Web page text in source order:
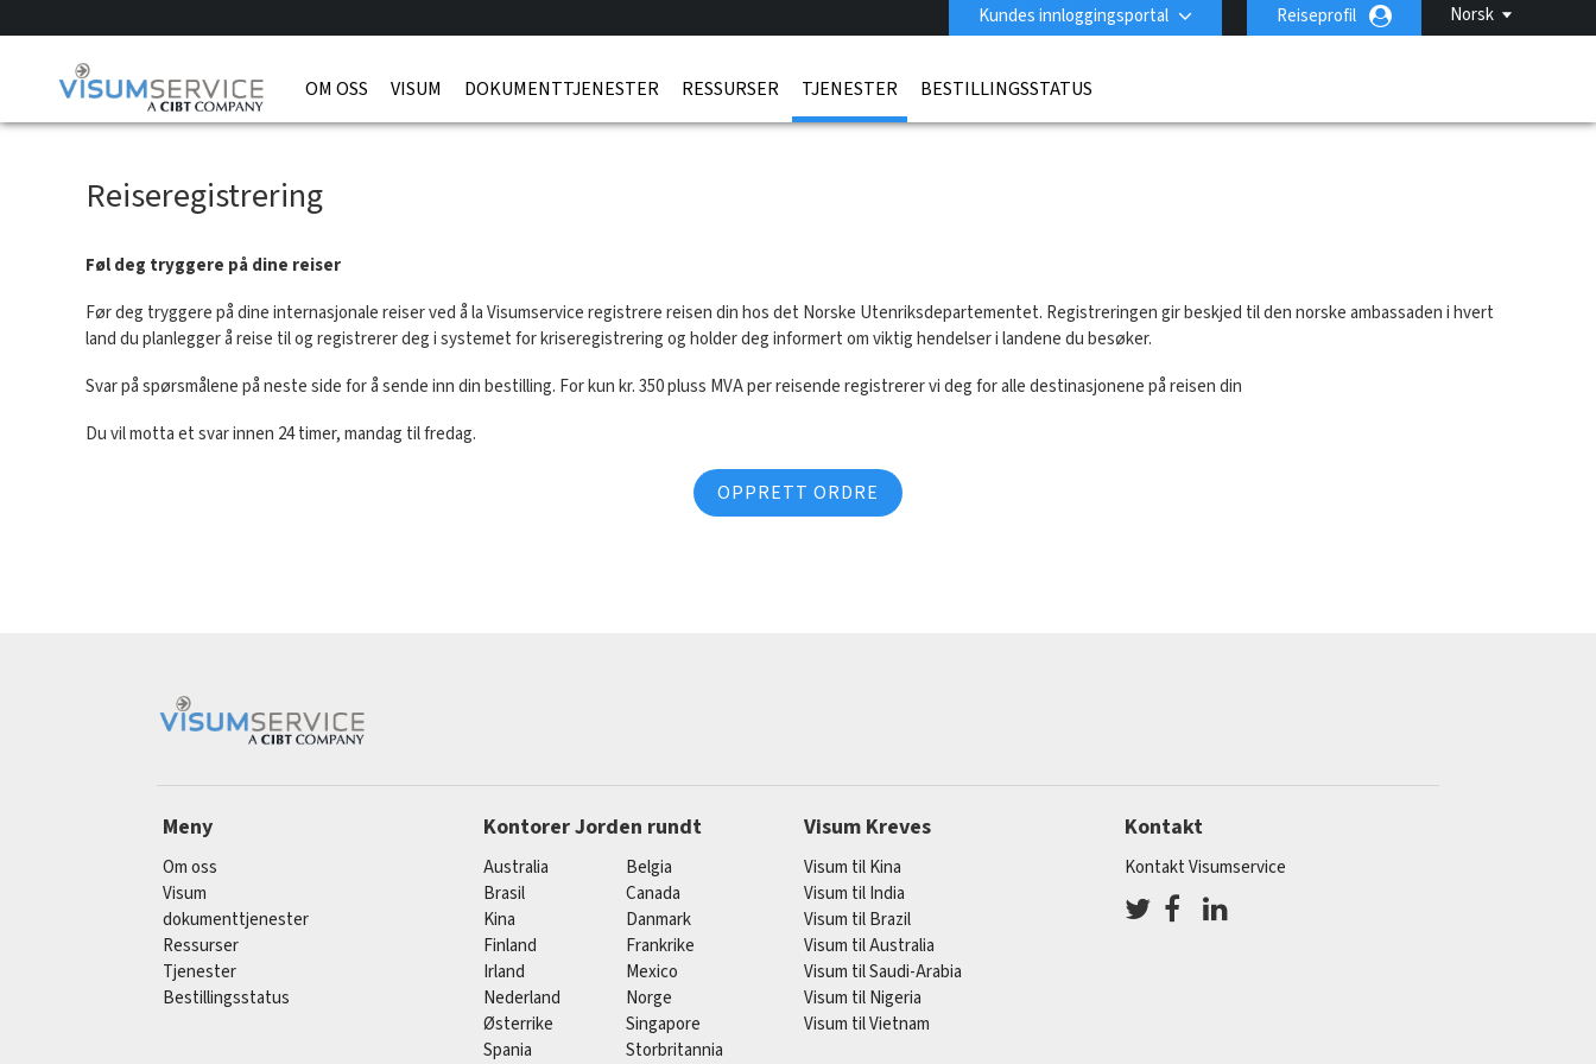
Norsk
Kundes innloggingsportal Reiseprofil
OM OSS VISUM DOKUMENTTJENESTER RESSURSER TJENESTER BESTILLINGSSTATUS
Reiseregistrering
Føl deg tryggere på dine reiser
Før deg tryggere på dine internasjonale reiser ved å la Visumservice registrere reisen din hos det Norske Utenriksdepartementet. Registreringen gir beskjed til den norske ambassaden i hvert
land du planlegger å reise til og registrerer deg i systemet for kriseregistrering og holder deg informert om viktig hendelser i landene du besøker.
Svar på spørsmålene på neste side for å sende inn din bestilling. For kun kr. 350 pluss MVA per reisende registrerer vi deg for alle destinasjonene på reisen din
Du vil motta et svar innen 24 timer, mandag til fredag.
OPPRETT ORDRE
Meny
Om oss
Visum
dokumenttjenester
Ressurser
Tjenester
Bestillingsstatus
Kontorer Jorden rundt
Australia
Belgia
Brasil
Canada
Kina
Danmark
Finland
Frankrike
Irland
Mexico
Nederland
Norge
Østerrike
Singapore
Spania
Storbritannia
Visum Kreves
Visum til Kina
Visum til India
Visum til Brazil
Visum til Australia
Visum til Saudi-Arabia
Visum til Nigeria
Visum til Vietnam
Kontakt
Kontakt Visumservice